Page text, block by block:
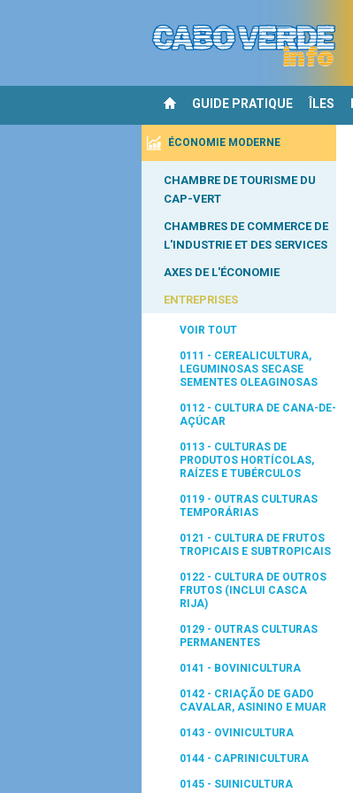
GUIDE PRATIQUE ÎLES
ÉCONOMIE MODERNE
CHAMBRE DE TOURISME DU
CAP-VERT
CHAMBRES DE COMMERCE DE
L'INDUSTRIE ET DES SERVICES
AXES DE L'ÉCONOMIE
ENTREPRISES
VOIR TOUT
0111 - CEREALICULTURA,
LEGUMINOSAS SECASE
SEMENTES OLEAGINOSAS
0112 - CULTURA DE CANA-DE-
AÇÚCAR
0113 - CULTURAS DE
PRODUTOS HORTÍCOLAS,
RAÍZES E TUBÉRCULOS
0119 - OUTRAS CULTURAS
TEMPORÁRIAS
0121 - CULTURA DE FRUTOS
TROPICAIS E SUBTROPICAIS
0122 - CULTURA DE OUTROS
FRUTOS (INCLUI CASCA
RIJA)
0129 - OUTRAS CULTURAS
PERMANENTES
0141 - BOVINICULTURA
0142 - CRIAÇÃO DE GADO
CAVALAR, ASININO E MUAR
0143 - OVINICULTURA
0144 - CAPRINICULTURA
0145 - SUINICULTURA